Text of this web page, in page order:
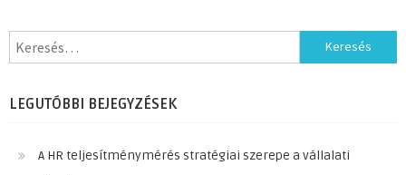
Keresés:
LEGUTÓBBI BEJEGYZÉSEK
A HR teljesítménymérés stratégiai szerepe a vállalati